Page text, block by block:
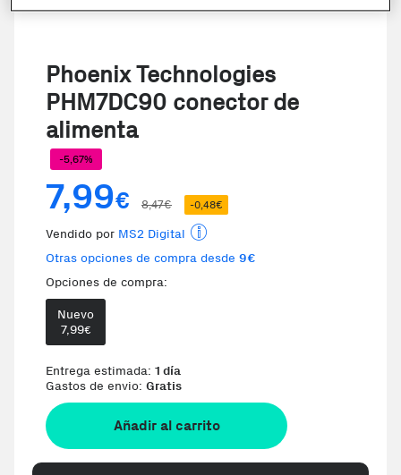
Phoenix Technologies
PHM7DC90 conector de
alimenta
-5,67%
7,99€ 8,47€ -0,48€
Vendido por MS2 Digital
Otras opciones de compra desde 9€
Opciones de compra:
Nuevo
7,99€
Entrega estimada: 1 día
Gastos de envio: Gratis
Añadir al carrito